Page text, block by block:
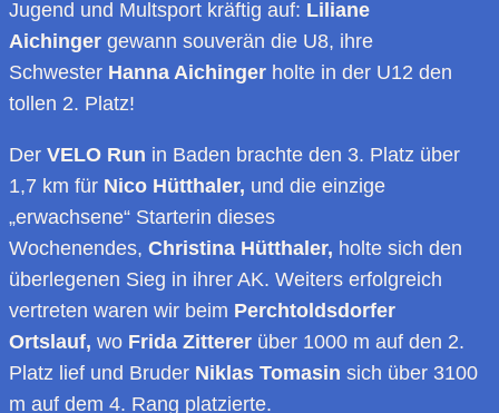
Jugend und Multsport kräftig auf: Liliane
Aichinger gewann souverän die U8, ihre
Schwester Hanna Aichinger holte in der U12 den
tollen 2. Platz!
Der VELO Run in Baden brachte den 3. Platz über
1,7 km für Nico Hütthaler, und die einzige
„erwachsene“ Starterin dieses
Wochenendes, Christina Hütthaler, holte sich den
überlegenen Sieg in ihrer AK. Weiters erfolgreich
vertreten waren wir beim Perchtoldsdorfer
Ortslauf, wo Frida Zitterer über 1000 m auf den 2.
Platz lief und Bruder Niklas Tomasin sich über 3100
m auf dem 4. Rang platzierte.